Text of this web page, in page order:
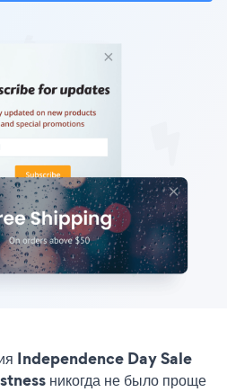
Independence Day Sale
никогда не было проще